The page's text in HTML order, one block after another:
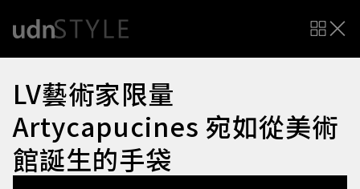
LV藝術家限量
Artycapucines 宛如從美術
館誕生的手袋